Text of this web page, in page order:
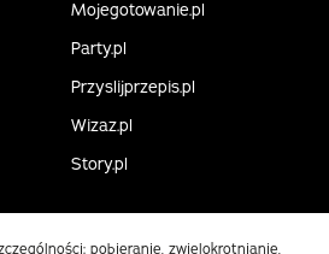
Mojegotowanie.pl
Party.pl
Przyslijprzepis.pl
Wizaz.pl
Story.pl
pobieranie, zwielokrotnianie,